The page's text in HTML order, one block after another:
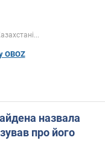
OBOZ
назвала
про його